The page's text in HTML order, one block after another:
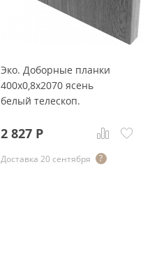
Эко. Доборные планки
400x0,8x2070 ясень
белый телескоп.
2 827Р
Доставка 20 сентября